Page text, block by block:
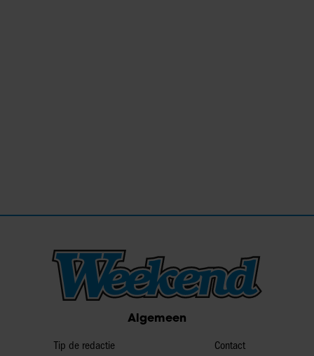
Algemeen
Tip de redactie
Contact